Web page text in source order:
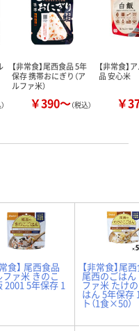
【非常食】尾西食品 5年
保存 携帯おにぎり（ア
ルファ米）
￥390～（税込）
【非常食】
品 安心米
￥
食】 尾西食品
ファ米 きのこ
2001 5年保存 1
【非常食】尾
尾西のごはん
ファ米 たけ
はん 5年保存
ト（1食×50）